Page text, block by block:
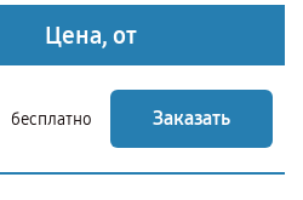
Цена, от
бесплатно Заказать